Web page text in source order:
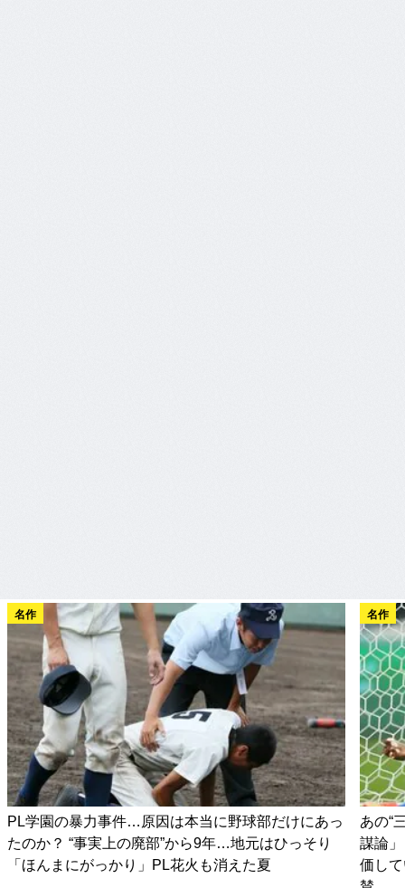
名作
PL学園の暴力事件…原因は本当に野球部だけにあっ
たのか？ “事実上の廃部”から9年…地元はひっそり
「ほんまにがっかり」PL花火も消えた夏
名作
あの“
謀論
価し